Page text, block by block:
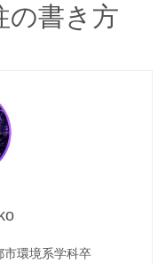
の書き方
市環境系学科卒